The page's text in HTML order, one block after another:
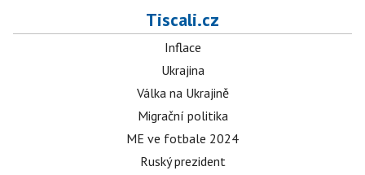
Tiscali.cz
Inflace
Ukrajina
Válka na Ukrajině
Migrační politika
ME ve fotbale 2024
Ruský prezident